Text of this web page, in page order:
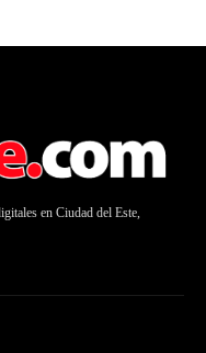
en Ciudad del Este,